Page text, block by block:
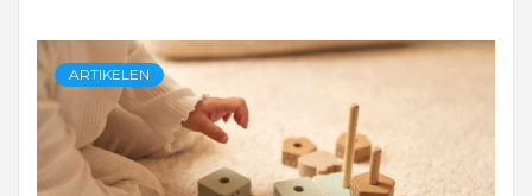
ARTIKELEN